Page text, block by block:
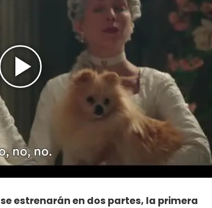
se estrenarán en dos partes, la primera